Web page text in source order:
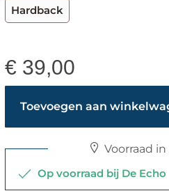
Hardback
€ 39,00
Toevoegen aan
Voorraad
Op voorraad bij De Echo